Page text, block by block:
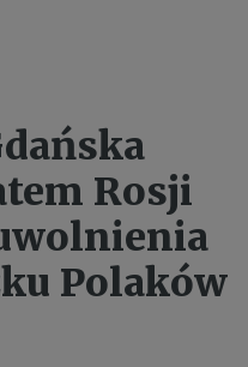
Rosji
Polaków